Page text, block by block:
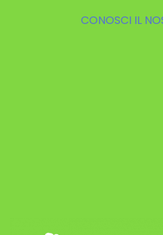
CONOSCI IL